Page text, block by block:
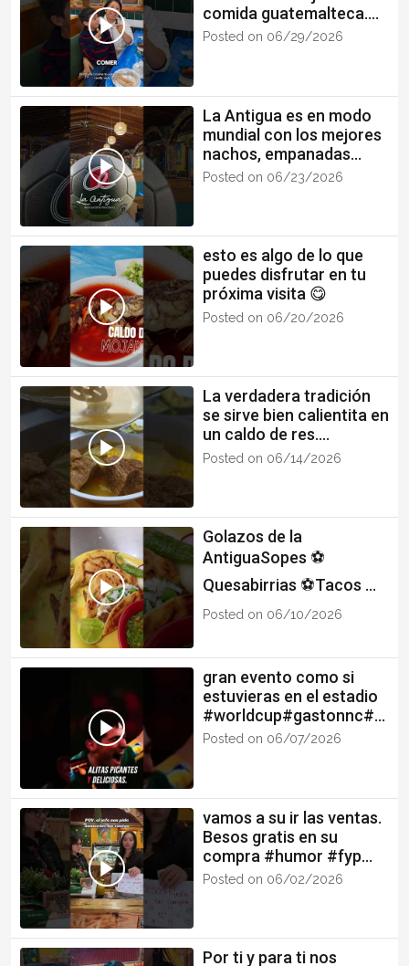
comida guatemalteca.
Gracias por su visita
Posted on 06/29/2026
La Antigua es en modo
mundial con los mejores
nachos, empanadas
chapinas, sopes,
Posted on 06/23/2026
esto es algo de lo que
puedes disfrutar en tu
próxima visita 😋
Posted on 06/20/2026
La verdadera tradición
se sirve bien calientita en
un caldo de res.
#caldoderes #fyp
Posted on 06/14/2026
Golazos de la
AntiguaSopes ⚽️
Quesabirrias ⚽️Tacos ⚽️
Partido 06/11 pantallas
Posted on 06/10/2026
gran evento como si
estuvieras en el estadio
#worldcup#gastonnc#al
itas #elbicho #latinos
Posted on 06/07/2026
vamos a su ir las ventas.
Besos gratis en su
compra #humor #fyp
#funreel
Posted on 06/02/2026
Por ti y para ti nos